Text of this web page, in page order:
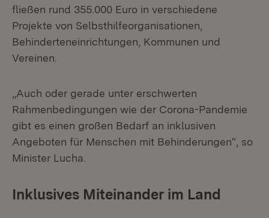
fließen rund 355.000 Euro in verschiedene
Projekte von Selbsthilfeorganisationen,
Behinderteneinrichtungen, Kommunen und
Vereinen.
„Auch oder gerade unter erschwerten
Rahmenbedingungen wie der Corona-Pandemie
gibt es einen großen Bedarf an inklusiven
Angeboten für Menschen mit Behinderungen“, so
Minister Lucha.
Inklusives Miteinander im Land